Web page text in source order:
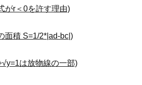
がr＜0を許す理由)
面積 S=1/2*|ad-bc|)
は放物線の一部)